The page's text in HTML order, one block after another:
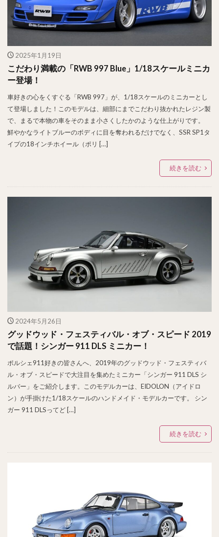
2025年1月19日
こだわり満載の「RWB 997 Blue」1/18スケールミニカ
ー登場！
車好きの心をくすぐる「RWB 997」が、1/18スケールのミニカーとし
て登場しました！このモデルは、細部にまでこだわり抜かれたレジン製
で、まるで本物の車をそのまま小さくしたかのような仕上がりです。
鮮やかなライトブルーのボディに目を奪われるだけでなく、SSR SP1タ
イプの18インチホイール（ポリ […]
続きを読む
2024年5月26日
グッドウッド・フェスティバル・オブ・スピード 2019
で話題！シンガー 911 DLS ミニカー！
ポルシェ911好きの皆さんへ、2019年のグッドウッド・フェスティバ
ル・オブ・スピードで大注目を集めたミニカー「シンガー 911 DLS シ
ルバー」をご紹介します。このモデルカーは、EIDOLON（アイドロ
ン）が手掛けた1/18スケールのハンドメイド・モデルカーです。 シン
ガー 911 DLSってど […]
続きを読む